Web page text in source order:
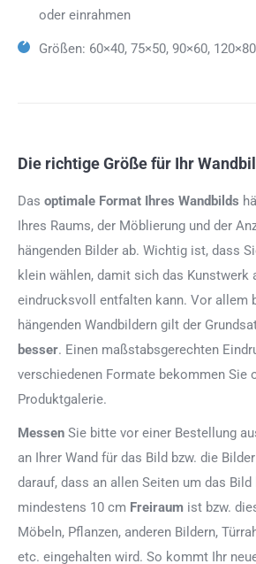
oder einrahmen
Größen: 60×40, 75×50, 90×60,
Die richtige Größe für Ihr
Das optimale Format Ihres Wandbilds
Ihres Raums, der Möblierung und der
hängenden Bilder ab. Wichtig ist, dass
klein wählen, damit sich das Kunstwerk
eindrucksvoll entfalten kann. Vor allem
hängenden Wandbildern gilt der
besser. Einen maßstabsgerechten
verschiedenen Formate bekommen Sie
Produktgalerie.
Messen Sie bitte vor einer Bestellung
an Ihrer Wand für das Bild bzw. die
darauf, dass an allen Seiten um das
mindestens 10 cm Freiraum ist bzw.
Möbeln, Pflanzen, anderen Bildern,
etc. eingehalten wird. So kommt Ihr